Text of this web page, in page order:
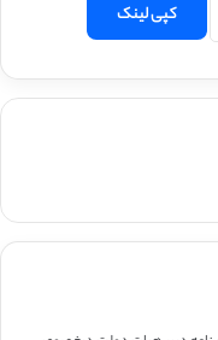
کپی لینک